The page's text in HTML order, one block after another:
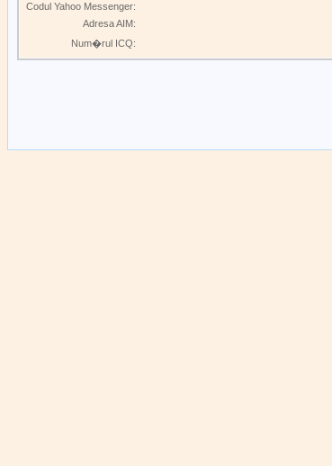
Codul Yahoo Messenger:
Adresa AIM:
Num�rul ICQ: